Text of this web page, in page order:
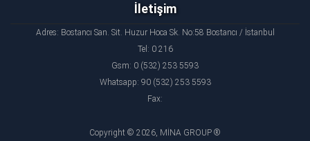
İletişim
Adres: Bostancı San. Sit. Huzur Hoca Sk. No:58 Bostancı / İstanbul
Tel: 0 216
Gsm: 0 (532) 253 5593
Whatsapp: 90 (532) 253 5593
Fax:
Copyright © 2026, MİNA GROUP ®